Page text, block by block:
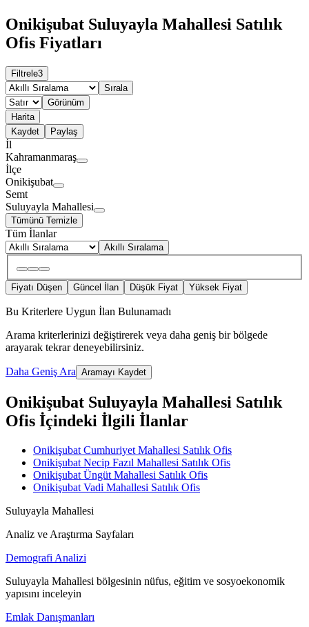
Onikişubat Suluyayla Mahallesi Satılık
Ofis Fiyatları
Filtrele3
Sırala
Görünüm
Harita
Kaydet
Paylaş
İl
Kahramanmaraş
İlçe
Onikişubat
Semt
Suluyayla Mahallesi
Tümünü Temizle
Tüm İlanlar
Akıllı Sıralama
Fiyatı Düşen Güncel İlan Düşük Fiyat Yüksek Fiyat
Bu Kriterlere Uygun İlan Bulunamadı
Arama kriterlerinizi değiştirerek veya daha geniş bir bölgede
arayarak tekrar deneyebilirsiniz.
Daha Geniş Ara Aramayı Kaydet
Onikişubat Suluyayla Mahallesi Satılık
Ofis İçindeki İlgili İlanlar
Onikişubat Cumhuriyet Mahallesi Satılık Ofis
Onikişubat Necip Fazıl Mahallesi Satılık Ofis
Onikişubat Üngüt Mahallesi Satılık Ofis
Onikişubat Vadi Mahallesi Satılık Ofis
Suluyayla Mahallesi
Analiz ve Araştırma Sayfaları
Demografi Analizi
Suluyayla Mahallesi bölgesinin nüfus, eğitim ve sosyoekonomik
yapısını inceleyin
Emlak Danışmanları